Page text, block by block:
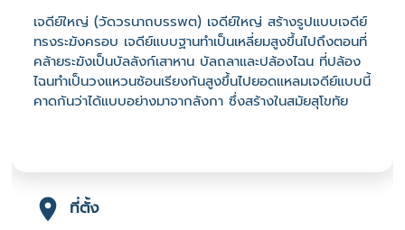
เจดีย์ใหญ่ (วัดวรนาถบรรพต) เจดีย์ใหญ่ สร้างรูปแบบเจดีย์
ทรงระฆังครอบ เจดีย์แบบฐานทำเป็นเหลี่ยมสูงขึ้นไปถึงตอนที่
คล้ายระฆังเป็นบัลลังก์เสาหาน บัลถลาและปล้องไฉน ที่ปล้อง
ไฉนทำเป็นวงแหวนซ้อนเรียงกันสูงขึ้นไปยอดแหลมเจดีย์แบบนี้
คาดกันว่าได้แบบอย่างมาจากลังกา ซึ่งสร้างในสมัยสุโขทัย
ที่ตั้ง